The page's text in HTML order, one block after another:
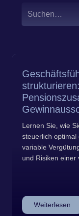
Lernen Sie, wie
steuerlich optimal
variable
und Risiken einer
Weiterlesen